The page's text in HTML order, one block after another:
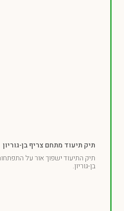
תיק תיעוד מתחם צריף בן-גוריון
תיק התיעוד ישפוך אור על
בן-גוריון.